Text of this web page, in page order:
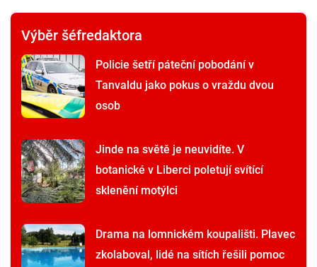
Výběr šéfredaktora
Policie šetří páteční pobodání v
Tanvaldu jako pokus o vraždu dvou
osob
Jinde na světě je neuvidíte. V
botanické v Liberci poletují svítící
sklenění motýlci
Drama na lomnickém koupališti. Plavec
zkolaboval, lidé na sítích řešili pomoc